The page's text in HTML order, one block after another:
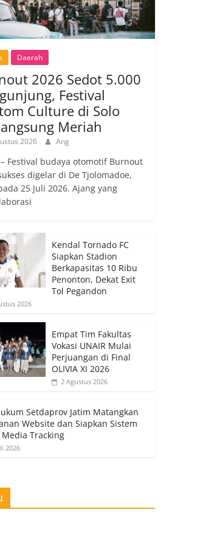
Daerah
2026 Sedot 5.000
Festival
Culture di Solo
Meriah
2026 Ang
– Festival budaya otomotif Burnout
digelar di De Tjolomadoe,
25 Juli 2026. Ajang yang
Kendal Tornado FC
Siapkan Stadion
Berkapasitas 10 Ribu
Penonton, Dekat Exit
Tol Pegandon
2026
Empat Tim Fakultas
Vokasi UNAIR Mulai
Perjuangan di Final
OLIVIA XI 2026
2 Agustus 2026
Setdaprov Jatim Matangkan
Website dan Siapkan Sistem
Media Tracking
2026